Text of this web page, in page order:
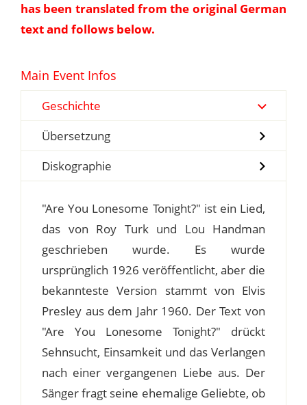
has been translated from the original German
text and follows below.
Main Event Infos
Geschichte
Übersetzung
Diskographie
"Are You Lonesome Tonight?" ist ein Lied,
das von Roy Turk und Lou Handman
geschrieben wurde. Es wurde
ursprünglich 1926 veröffentlicht, aber die
bekannteste Version stammt von Elvis
Presley aus dem Jahr 1960. Der Text von
"Are You Lonesome Tonight?" drückt
Sehnsucht, Einsamkeit und das Verlangen
nach einer vergangenen Liebe aus. Der
Sänger fragt seine ehemalige Geliebte, ob